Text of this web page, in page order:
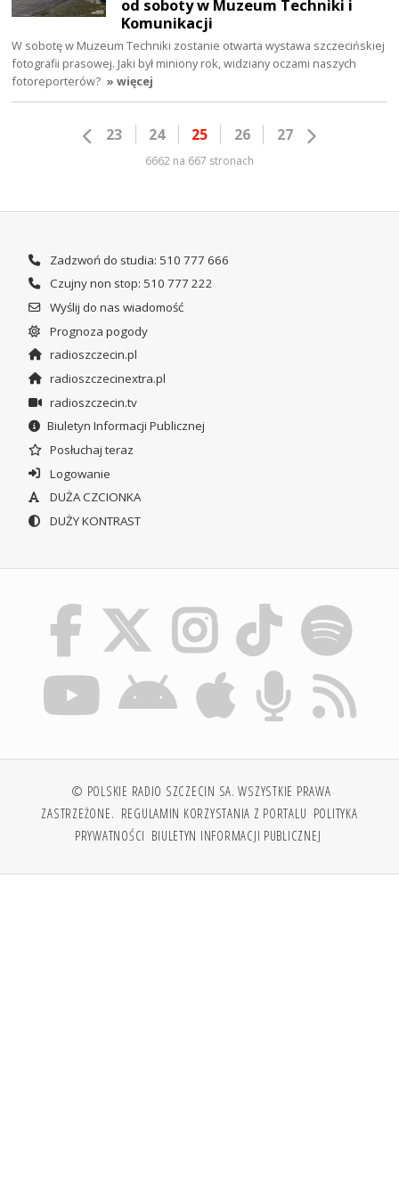
od soboty w Muzeum Techniki i
Komunikacji
W sobotę w Muzeum Techniki zostanie otwarta wystawa szczecińskiej
fotografii prasowej. Jaki był miniony rok, widziany oczami naszych
fotoreporterów? » więcej
23 24 25 26 27
6662 na 667 stronach
Zadzwoń do studia: 510 777 666
Czujny non stop: 510 777 222
Wyślij do nas wiadomość
Prognoza pogody
radioszczecin.pl
radioszczecinextra.pl
radioszczecin.tv
Biuletyn Informacji Publicznej
Posłuchaj teraz
Logowanie
DUŻA CZCIONKA
DUŻY KONTRAST
© POLSKIE RADIO SZCZECIN SA. WSZYSTKIE PRAWA
ZASTRZEŻONE. REGULAMIN KORZYSTANIA Z PORTALU POLITYKA
PRYWATNOŚCI BIULETYN INFORMACJI PUBLICZNEJ